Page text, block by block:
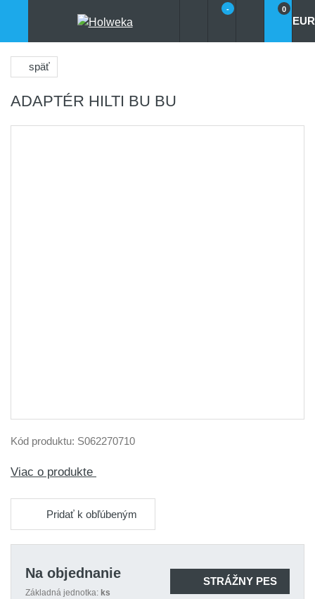
- 0
EUR
späť
ADAPTÉR HILTI BU BU
Kód produktu: S062270710
Viac o produkte
Pridať k obľúbeným
Na objednanie
Základná jednotka: ks
STRÁŽNY PES